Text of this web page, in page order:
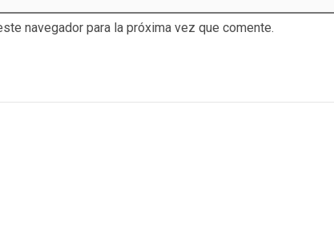
navegador para la próxima vez que comente.